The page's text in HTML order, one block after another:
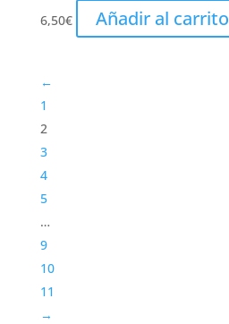
6,50€ Añadir al carrito
←
1
2
3
4
5
…
9
10
11
→